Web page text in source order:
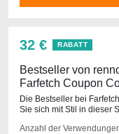
32 € RABATT
Bestseller von
Farfetch Coupon
Die Bestseller bei
Sie sich mit Stil in dieser
Anzahl der